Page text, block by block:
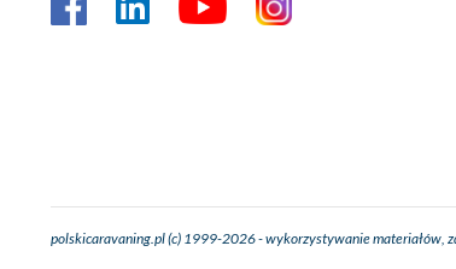
polskicaravaning.pl (c) 1999-2026 - wykorzystywanie materiałów,